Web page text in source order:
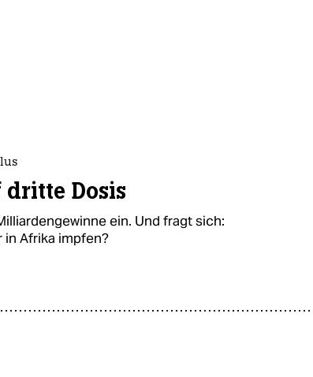
Dosis
ein. Und fragt sich:
in Afrika impfen?